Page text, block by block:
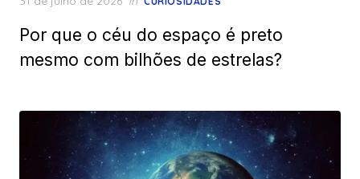
Por que o céu do espaço é preto
mesmo com bilhões de estrelas?